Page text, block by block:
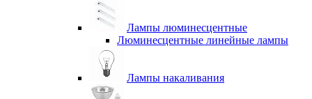
Лампы люминесцентные
Люминесцентные линейные лампы
Лампы накаливания